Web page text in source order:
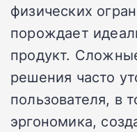
физических
порождает
продукт.
решения часто
пользователя, в
эргономика,